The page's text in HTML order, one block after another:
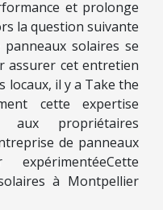
et prolonge
la question suivante
solaires se
cet entretien
locaux, il y a Take the
cette expertise
aux propriétaires
de panneaux
à Montpellier